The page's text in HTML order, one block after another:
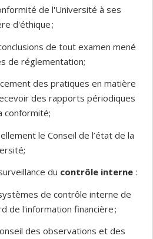
de l'Université à ses
d'éthique ;
de tout examen mené
de réglementation;
des pratiques en matière
des rapports périodiques
conformité;
le Conseil de l’état de la
du contrôle interne :
de contrôle interne de
de l'information financière ;
des observations et des